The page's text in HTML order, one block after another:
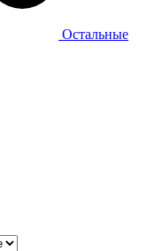
Остальные